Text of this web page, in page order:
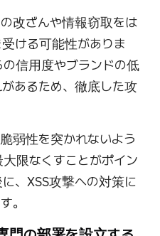
改ざんや情報窃取をは
ける可能性がありま
信用度やブランドの低
あるため、徹底した攻
弱性を突かれないよう
限なくすことがポイン
、XSS攻撃への対策に
。